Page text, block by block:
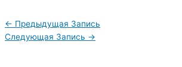
Навигация
по
← Предыдущая Запись
Следующая Запись →